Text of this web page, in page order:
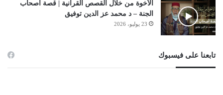
الأخوة من خلال القصص القرآنية | قصة أصحاب
الجنة – د محمد عز الدين توفيق
23 يوليو، 2026
تابعنا على فيسبوك